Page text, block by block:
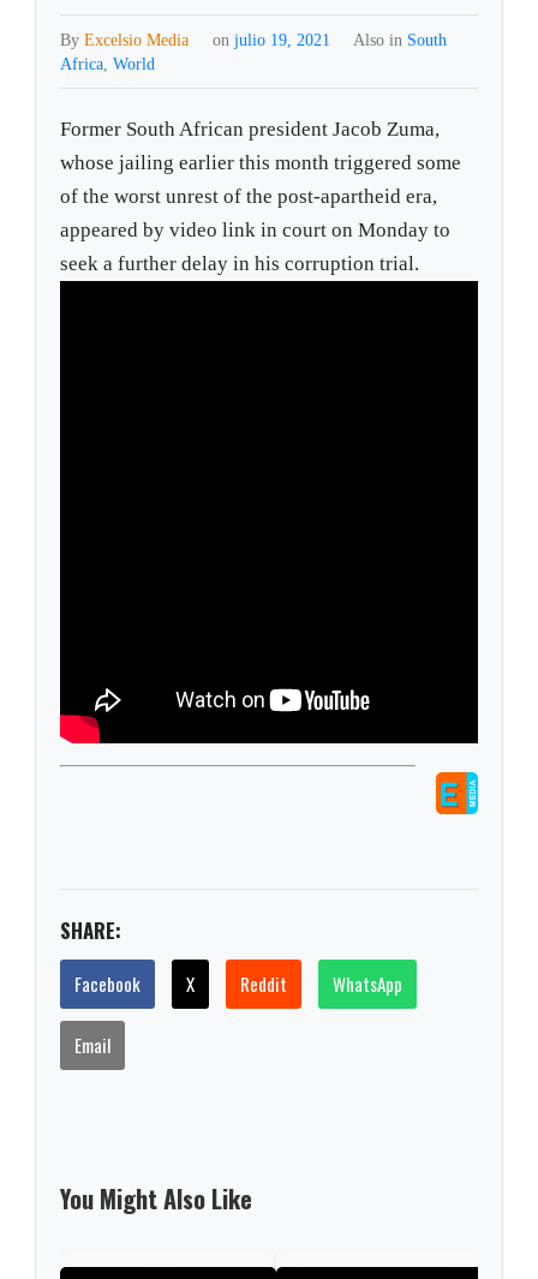
ByExcelsio Media on julio 19, 2021 Also in South
Africa,World
Former South African president Jacob Zuma,
whose jailing earlier this month triggered some
of the worst unrest of the post-apartheid era,
appeared by video link in court on Monday to
seek a further delay in his corruption trial.
SHARE:
Facebook X Reddit WhatsApp
Email
You Might Also Like